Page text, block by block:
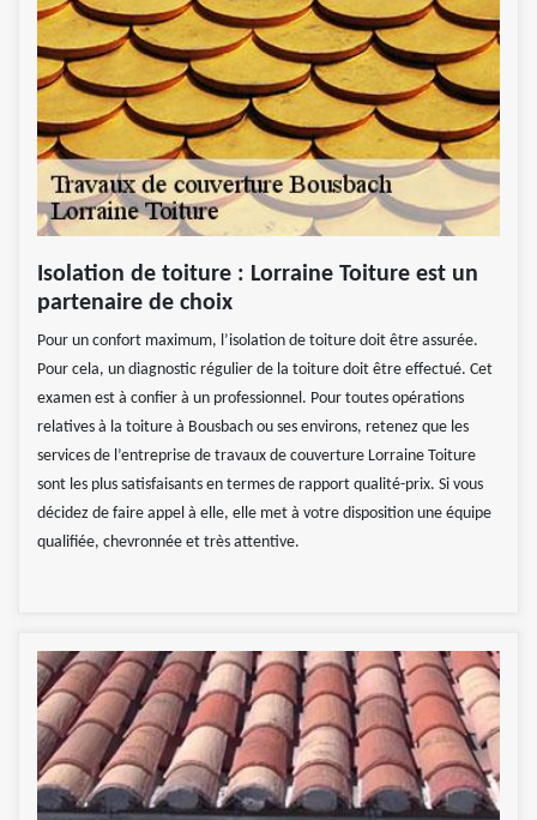
Isolation de toiture : Lorraine Toiture est un
partenaire de choix
Pour un confort maximum, l’isolation de toiture doit être assurée.
Pour cela, un diagnostic régulier de la toiture doit être effectué. Cet
examen est à confier à un professionnel. Pour toutes opérations
relatives à la toiture à Bousbach ou ses environs, retenez que les
services de l’entreprise de travaux de couverture Lorraine Toiture
sont les plus satisfaisants en termes de rapport qualité-prix. Si vous
décidez de faire appel à elle, elle met à votre disposition une équipe
qualifiée, chevronnée et très attentive.